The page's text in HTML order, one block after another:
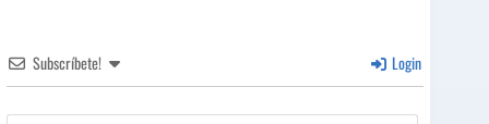
Subscríbete! Login